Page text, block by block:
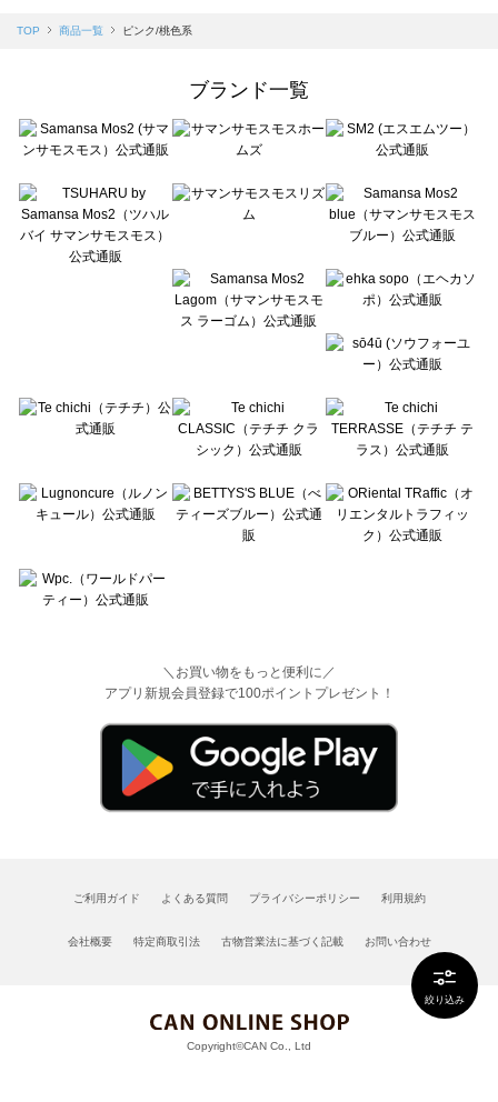
絞り込み
Samansa Mos2 blue（サマンサモスモス ブルー）の一覧
Te chichi（テチチ）の一覧
Te chichi CLASSIC（テチチ クラシック）の一覧
Lugnoncure（ルノンキュール）の一覧
BETTY'S BLUE（べティーズブルー）の一覧
Wpc.（ワールドパーティー）の一覧
TOP 商品一覧 ピンク/桃色系
ブランド一覧
＼お買い物をもっと便利に／
アプリ新規会員登録で100ポイントプレゼント！
ご利用ガイド よくある質問 プライバシーポリシー 利用規約
会社概要 特定商取引法 古物営業法に基づく記載 お問い合わせ
Copyright©CAN Co., Ltd